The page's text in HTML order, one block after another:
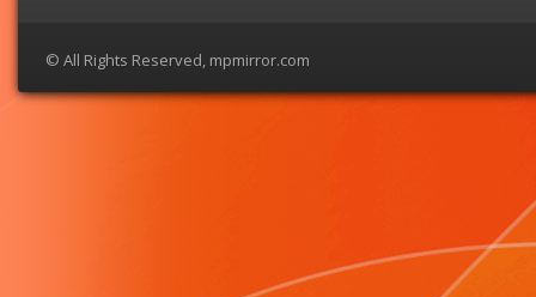
© All Rights Reserved, mpmirror.com